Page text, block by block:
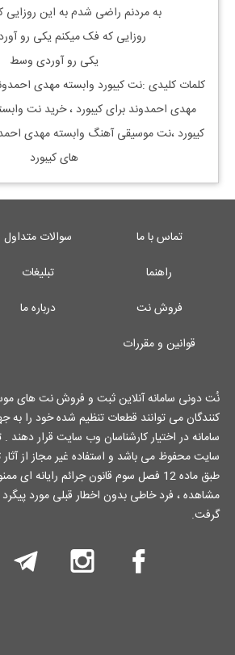
به مردنم راضی شدم به این روزایی
روزایی که فک میکنم یکی رو
یکی رو آوردی وسط
کلمات کلیدی :نت کیبورد وابسته مهدی
مهدی احمدوند برای کیبورد ، خرید نت
کیبورد ،نت موسیقی آهنگ وابسته مهدی
های کیبورد
تماس با ما
سوالات متداول
راهنما
تبلیغات
فروش نت
درباره ما
قوانین و مقررات
نُت دونی سامانه آنلاین ثبت و فروش نت های
کنندگان می توانند قطعات تنظیم شده خود را
سامانه در اختیار کارشناسان وب سایت قرار
سایت محفوظ می باشد و استفاده غیر مجاز از
طبق ماده 12 فصل سوم قانون جرائم رایانه
مشاهده ، فرد خاطی بدون اخطار قبلی مورد
گرفت.